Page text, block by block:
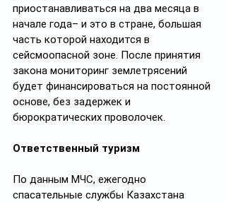
приостанавливаться на два месяца в
начале года– и это в стране, большая
часть которой находится в
сейсмоопасной зоне. После принятия
закона мониторинг землетрясений
будет финансироваться на постоянной
основе, без задержек и
бюрократических проволочек.
Ответственный туризм
По данным МЧС, ежегодно
спасательные службы Казахстана